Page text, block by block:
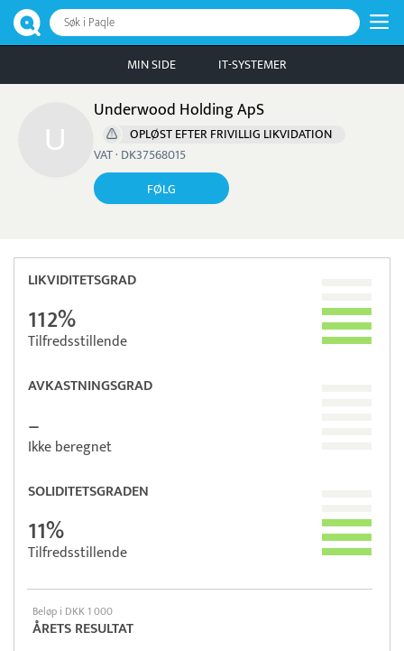
Søk i Paqle
MIN SIDE IT-SYSTEMER
Underwood Holding ApS
OPLØST EFTER FRIVILLIG LIKVIDATION
VAT · DK37568015
FØLG
LIKVIDITETSGRAD
112%
Tilfredsstillende
AVKASTNINGSGRAD
–
Ikke beregnet
SOLIDITETSGRADEN
11%
Tilfredsstillende
Beløp i DKK 1 000
ÅRETS RESULTAT